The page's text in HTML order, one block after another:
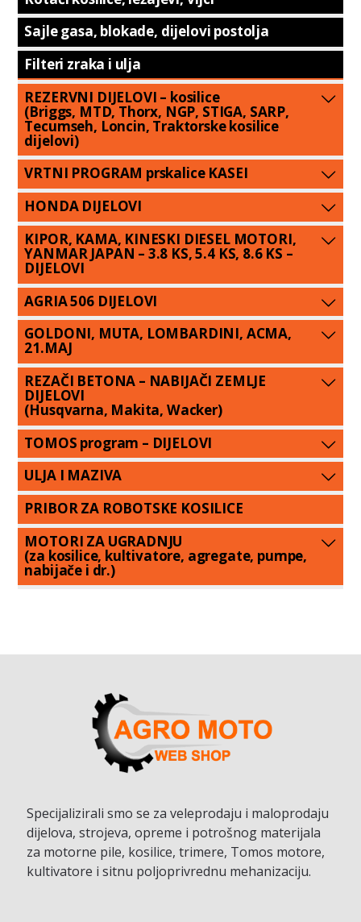
Sajle gasa, blokade, dijelovi postolja
Filteri zraka i ulja
REZERVNI DIJELOVI – kosilice
(Briggs, MTD, Thorx, NGP, STIGA, SARP,
Tecumseh, Loncin, Traktorske kosilice
dijelovi)
VRTNI PROGRAM prskalice KASEI
HONDA DIJELOVI
KIPOR, KAMA, KINESKI DIESEL MOTORI,
YANMAR JAPAN – 3.8 KS, 5.4 KS, 8.6 KS –
DIJELOVI
AGRIA 506 DIJELOVI
GOLDONI, MUTA, LOMBARDINI, ACMA,
21.MAJ
REZAČI BETONA – NABIJAČI ZEMLJE
DIJELOVI
(Husqvarna, Makita, Wacker)
TOMOS program – DIJELOVI
ULJA I MAZIVA
PRIBOR ZA ROBOTSKE KOSILICE
MOTORI ZA UGRADNJU
(za kosilice, kultivatore, agregate, pumpe,
nabijače i dr.)
Specijalizirali smo se za veleprodaju i maloprodaju
dijelova, strojeva, opreme i potrošnog materijala
za motorne pile, kosilice, trimere, Tomos motore,
kultivatore i sitnu poljoprivrednu mehanizaciju.